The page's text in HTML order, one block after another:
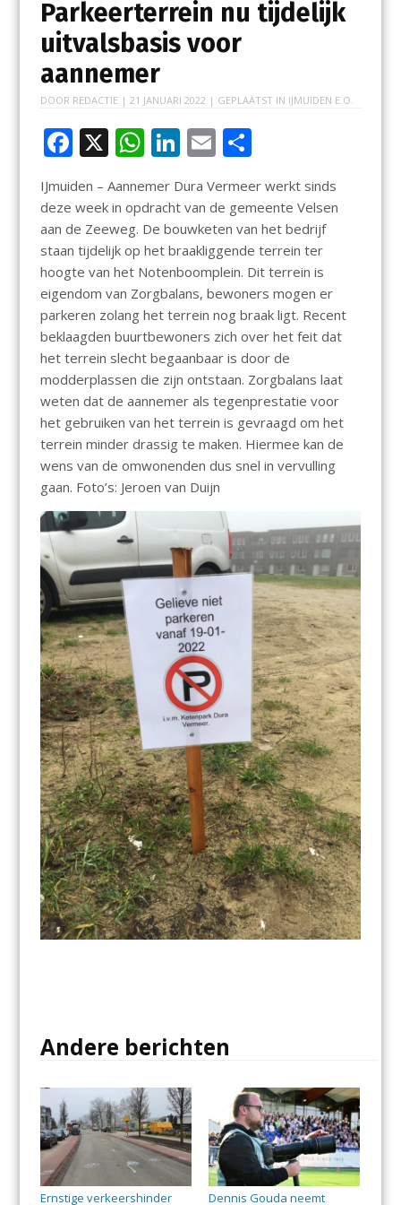
Parkeerterrein nu tijdelijk
uitvalsbasis voor
aannemer
DOOR REDACTIE | 21 JANUARI 2022 | GEPLAATST IN IJMUIDEN E.O.
F
ac
e
b
o
o
k
X W
at
s
A
p
p
Li
k
e
dI
n
E
ai
l
D
e
n
IJmuiden – Aannemer Dura Vermeer werkt sinds
deze week in opdracht van de gemeente Velsen
aan de Zeeweg. De bouwketen van het bedrijf
staan tijdelijk op het braakliggende terrein ter
hoogte van het Notenboomplein. Dit terrein is
eigendom van Zorgbalans, bewoners mogen er
parkeren zolang het terrein nog braak ligt. Recent
beklaagden buurtbewoners zich over het feit dat
het terrein slecht begaanbaar is door de
modderplassen die zijn ontstaan. Zorgbalans laat
weten dat de aannemer als tegenprestatie voor
het gebruiken van het terrein is gevraagd om het
terrein minder drassig te maken. Hiermee kan de
wens van de omwonenden dus snel in vervulling
gaan. Foto’s: Jeroen van Duijn
Andere berichten
Ernstige verkeershinder
Dennis Gouda neemt